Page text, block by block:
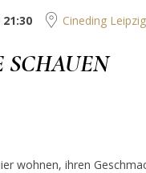
21:30 Cineding Leipzig
wohnen, ihren